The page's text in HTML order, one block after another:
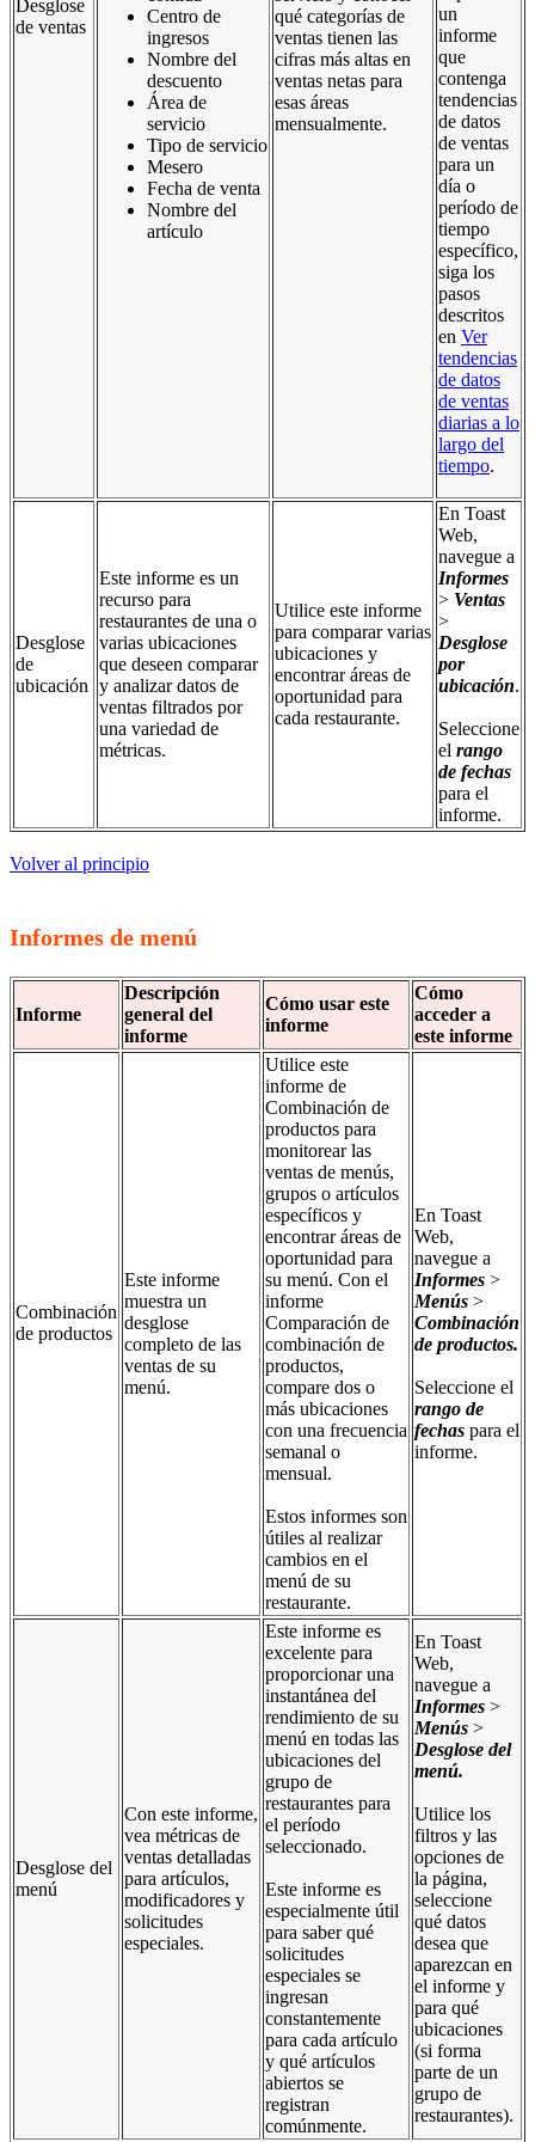
Desglose
de ventas
Centro de
ingresos
Nombre del
descuento
Área de
servicio
Tipo de servicio
Mesero
Fecha de venta
Nombre del
artículo
qué categorías de
ventas tienen las
cifras más altas en
ventas netas para
esas áreas
mensualmente.
un
informe
que
contenga
tendencias
de datos
de ventas
para un
día o
período de
tiempo
específico,
siga los
pasos
descritos
en Ver
tendencias
de datos
de ventas
diarias a lo
largo del
tiempo.
Desglose
de
ubicación
Este informe es un
recurso para
restaurantes de una o
varias ubicaciones
que deseen comparar
y analizar datos de
ventas filtrados por
una variedad de
métricas.
Utilice este informe
para comparar varias
ubicaciones y
encontrar áreas de
oportunidad para
cada restaurante.
En Toast
Web,
navegue a
Informes
> Ventas
>
Desglose
por
ubicación.
Seleccione
el rango
de fechas
para el
informe.
Volver al principio
Informes de menú
Informe
Descripción
general del
informe
Cómo usar este
informe
Cómo
acceder a
este informe
Combinación
de productos
Este informe
muestra un
desglose
completo de las
ventas de su
menú.
Utilice este
informe de
Combinación de
productos para
monitorear las
ventas de menús,
grupos o artículos
específicos y
encontrar áreas de
oportunidad para
su menú. Con el
informe
Comparación de
combinación de
productos,
compare dos o
más ubicaciones
con una frecuencia
semanal o
mensual.
Estos informes son
útiles al realizar
cambios en el
menú de su
restaurante.
En Toast
Web,
navegue a
Informes >
Menús >
Combinación
de productos.
Seleccione el
rango de
fechas para el
informe.
Desglose del
menú
Con este informe,
vea métricas de
ventas detalladas
para artículos,
modificadores y
solicitudes
especiales.
Este informe es
excelente para
proporcionar una
instantánea del
rendimiento de su
menú en todas las
ubicaciones del
grupo de
restaurantes para
el período
seleccionado.
Este informe es
especialmente útil
para saber qué
solicitudes
especiales se
ingresan
constantemente
para cada artículo
y qué artículos
abiertos se
registran
comúnmente.
En Toast
Web,
navegue a
Informes >
Menús >
Desglose del
menú.
Utilice los
filtros y las
opciones de
la página,
seleccione
qué datos
desea que
aparezcan en
el informe y
para qué
ubicaciones
(si forma
parte de un
grupo de
restaurantes).